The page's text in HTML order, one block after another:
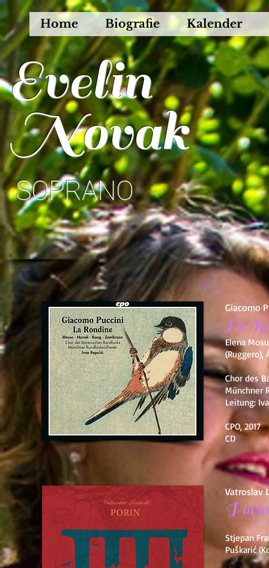
Home Biografie Kalender
Evelin
Novak
SOPRANO
Giacomo
La
Elena
(Ruggero),
Chor des
Münchner
Leitung:
CPO, 2017
CD
Vatroslav
Porin
Stjepan
Puškarić